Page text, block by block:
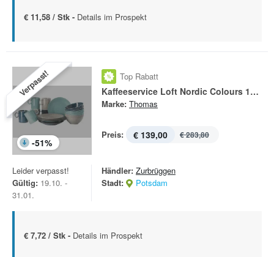
€ 11,58 / Stk - Details im Prospekt
Verpasst!
-51%
Top Rabatt
Kaffeeservice Loft Nordic Colours 18-tlg.
Marke: Thomas
Preis: € 139,00 € 283,80
Leider verpasst!
Gültig: 19.10. -
31.01.
Händler: Zurbrüggen
Stadt:
Potsdam
€ 7,72 / Stk - Details im Prospekt